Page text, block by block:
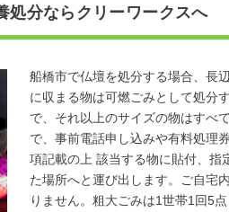
処分ならクリーワークスへ
船橋市で仏壇を処分する場合、長
に収まる物は可燃ごみとして処分
で、それ以上のサイズの物はすべ
で、事前電話申し込みや有料処理
項記載の上 該当する物に貼付、指
た場所へと運び出します。ご自宅
りません。粗大ごみは1世帯1回5